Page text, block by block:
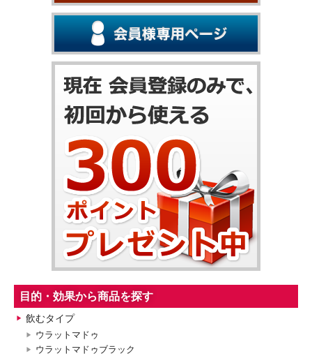
目的・効果から商品を探す
飲むタイプ
ウラットマドゥ
ウラットマドゥブラック